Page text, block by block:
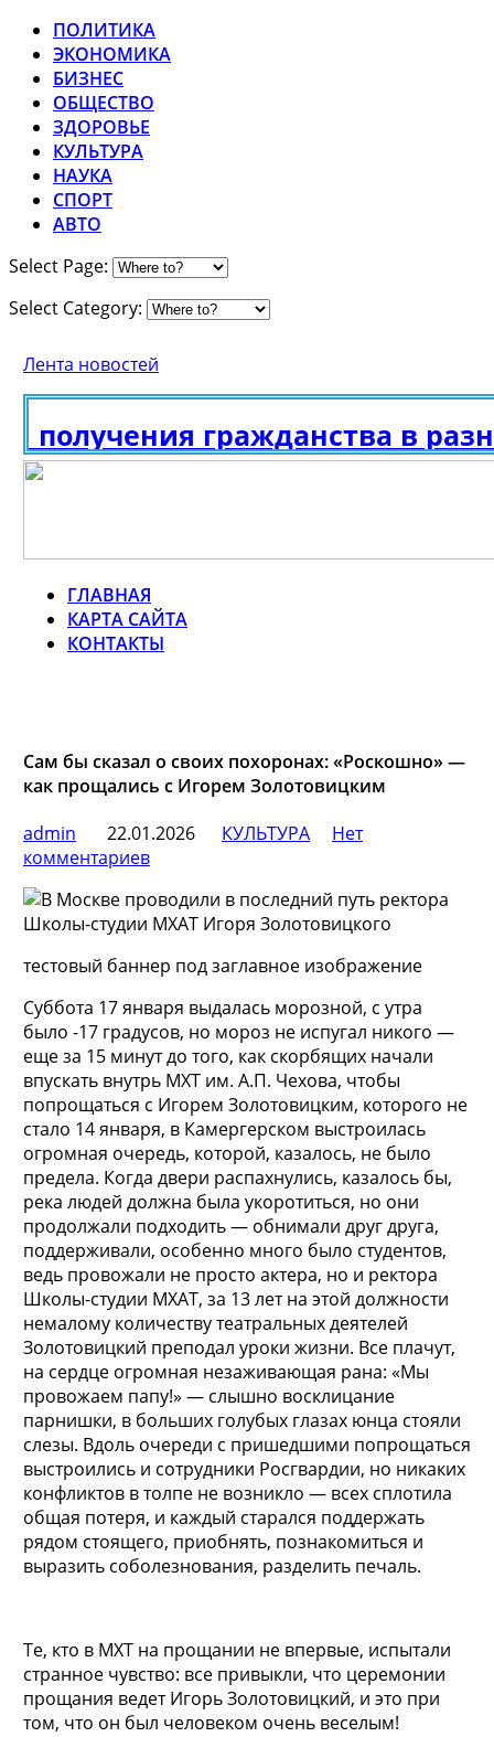
ПОЛИТИКА
ЭКОНОМИКА
БИЗНЕС
ОБЩЕСТВО
ЗДОРОВЬЕ
КУЛЬТУРА
НАУКА
СПОРТ
АВТО
Select Page:
Select Category:
Лента новостей
гражданства в
ГЛАВНАЯ
КАРТА САЙТА
КОНТАКТЫ
Сам бы сказал о своих похоронах: «Роскошно» —
как прощались с Игорем Золотовицким
admin
22.01.2026 КУЛЬТУРА
Нет
комментариев
тестовый баннер под заглавное изображение
Суббота 17 января выдалась морозной, с утра
было -17 градусов, но мороз не испугал никого —
еще за 15 минут до того, как скорбящих начали
впускать внутрь МХТ им. А.П. Чехова, чтобы
попрощаться с Игорем Золотовицким, которого не
стало 14 января, в Камергерском выстроилась
огромная очередь, которой, казалось, не было
предела. Когда двери распахнулись, казалось бы,
река людей должна была укоротиться, но они
продолжали подходить — обнимали друг друга,
поддерживали, особенно много было студентов,
ведь провожали не просто актера, но и ректора
Школы-студии МХАТ, за 13 лет на этой должности
немалому количеству театральных деятелей
Золотовицкий преподал уроки жизни. Все плачут,
на сердце огромная незаживающая рана: «Мы
провожаем папу!» — слышно восклицание
парнишки, в больших голубых глазах юнца стояли
слезы. Вдоль очереди с пришедшими попрощаться
выстроились и сотрудники Росгвардии, но никаких
конфликтов в толпе не возникло — всех сплотила
общая потеря, и каждый старался поддержать
рядом стоящего, приобнять, познакомиться и
выразить соболезнования, разделить печаль.
Те, кто в МХТ на прощании не впервые, испытали
странное чувство: все привыкли, что церемонии
прощания ведет Игорь Золотовицкий, и это при
том, что он был человеком очень веселым!